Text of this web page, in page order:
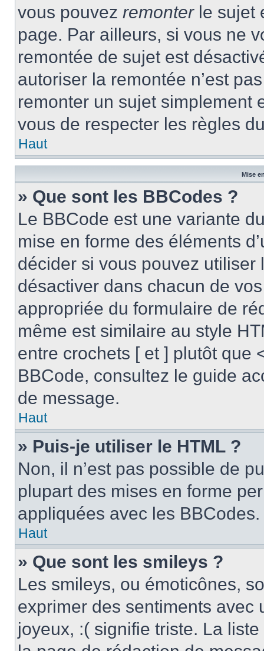
vous pouvez remonterle sujet
page. Par ailleurs, si vous ne
remontée de sujet est
autoriser la remontée n’est
remonter un sujet simplement
vous de respecter les règles
Haut
Mise
» Que sont les BBCodes ?
Le BBCode est une variante
mise en forme des éléments
décider si vous pouvez
désactiver dans chacun de
appropriée du formulaire de
même est similaire au style
entre crochets [ et ] plutôt que
BBCode, consultez le guide
de message.
Haut
» Puis-je utiliser le HTML ?
Non, il n’est pas possible de
plupart des mises en forme
appliquées avec les BBCodes.
Haut
» Que sont les smileys ?
Les smileys, ou émoticônes,
exprimer des sentiments avec
joyeux, :( signifie triste. La